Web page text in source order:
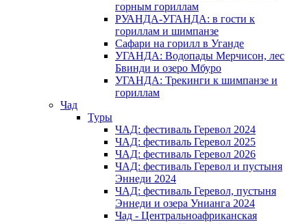
горным гориллам
РУАНДА-УГАНДА: в гости к
гориллам и шимпанзе
Сафари на горилл в Уганде
УГАНДА: Водопады Мерчисон, лес
Бвинди и озеро Мбуро
УГАНДА: Трекинги к шимпанзе и
гориллам
Чад
Туры
ЧАД: фестиваль Геревол 2024
ЧАД: фестиваль Геревол 2025
ЧАД: фестиваль Геревол 2026
ЧАД: фестиваль Геревол и пустыня
Эннеди 2024
ЧАД: фестиваль Геревол, пустыня
Эннеди и озера Унианга 2024
Чад - Центральноафриканская